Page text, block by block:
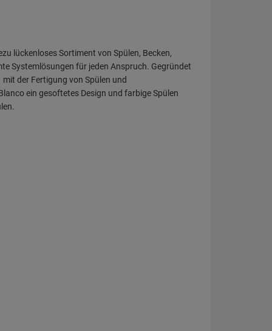
lückenloses Sortiment von Spülen, Becken,
Systemlösungen für jeden Anspruch. Gegründet
der Fertigung von Spülen und
ein gesoftetes Design und farbige Spülen